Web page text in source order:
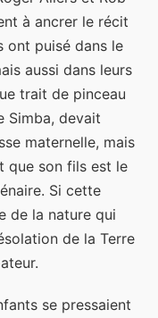
à ancrer le récit
ont puisé dans le
aussi dans leurs
trait de pinceau
Simba, devait
maternelle, mais
que son fils est le
Si cette
de la nature qui
de la Terre
se pressaient